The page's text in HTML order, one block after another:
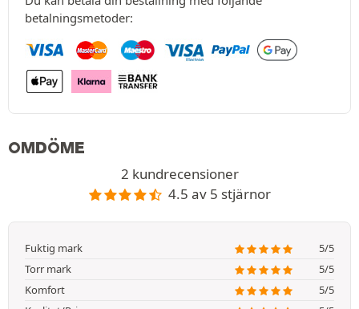
betalningsmetoder:
OMDÖME
2 kundrecensioner
4.5 av 5 stjärnor
Fuktig mark
5/5
Torr mark
5/5
Komfort
5/5